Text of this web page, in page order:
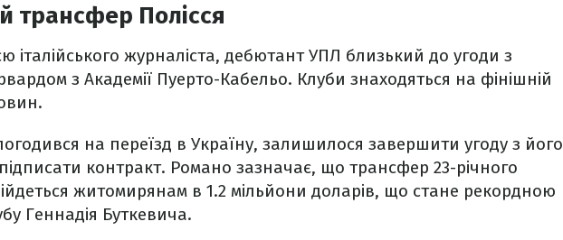
трансфер Полісся
італійського журналіста, дебютант УПЛ близький до угоди з
з Академії Пуерто-Кабельо. Клуби знаходяться на фінішній
на переїзд в Україну, залишилося завершити угоду з його
контракт. Романо зазначає, що трансфер 23-річного
житомирянам в 1.2 мільйони доларів, що стане рекордною
Геннадія Буткевича.